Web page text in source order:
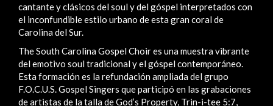
cantante y clásicos del soul y del góspel interpretados con
el inconfundible estilo urbano de esta gran coral de
Carolina del Sur.
The South Carolina Gospel Choir es una muestra vibrante
del emotivo soul tradicional y el góspel contemporáneo.
Esta formación es la refundación ampliada del grupo
F.O.C.U.S. Gospel Singers que participó en las grabaciones
de artistas de la talla de God’s Property, Trin-i-tee 5:7,